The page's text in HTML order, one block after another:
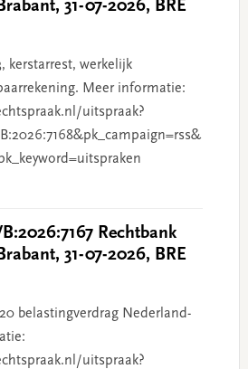
31-07-2026, BRE
kerstarrest, werkelijk
Meer informatie:
uitspraak?
Rechtbank
31-07-2026, BRE
belastingverdrag Nederland-
uitspraak?